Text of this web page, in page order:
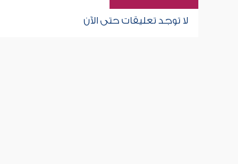
لا توجد تعليقات حتى الآن